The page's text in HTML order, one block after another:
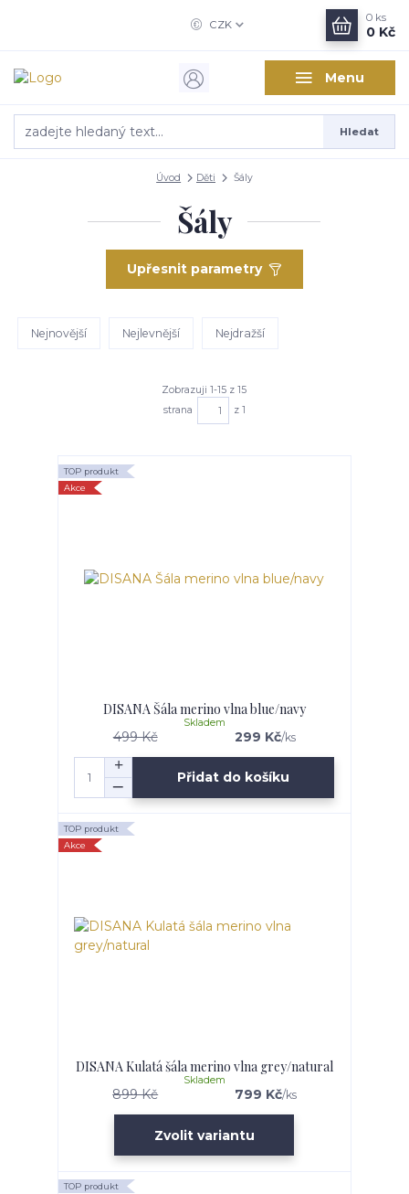
Menu
CZK
Hledat
0 ks
0 Kč
Úvod Děti Šály
Šály
Upřesnit parametry
Nejnovější Nejlevnější Nejdražší
Zobrazuji 1-15 z 15
strana
z 1
TOP produkt
Akce
DISANA Šála merino vlna blue/navy
499 Kč 299 Kč/ks
Skladem
Přidat do košíku
TOP produkt
Akce
DISANA Kulatá šála merino vlna grey/natural
899 Kč 799 Kč/ks
Skladem
Zvolit variantu
TOP produkt